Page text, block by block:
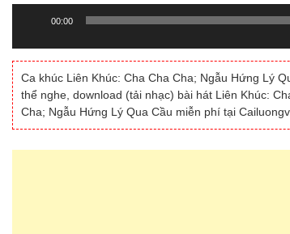
00:00
Ca khúc Liên Khúc: Cha Cha Cha; Ngẫu Hứng Lý
thể nghe, download (tải nhạc) bài hát Liên Khúc:
Cha; Ngẫu Hứng Lý Qua Cầu miễn phí tại